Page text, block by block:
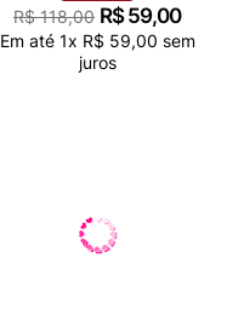
R$ 118,00 R$ 59,00
Em até 1x R$ 59,00 sem
juros